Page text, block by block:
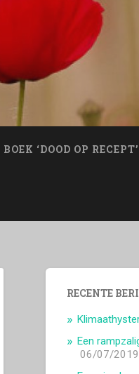
‘DOOD OP RECEPT’
RECENTE
Een
06/07/2019